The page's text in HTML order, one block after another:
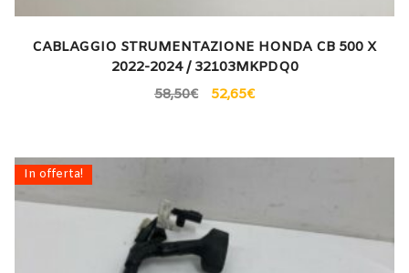
CABLAGGIO STRUMENTAZIONE HONDA CB 500 X
2022-2024 / 32103MKPDQ0
58,50€ 52,65€
In offerta!